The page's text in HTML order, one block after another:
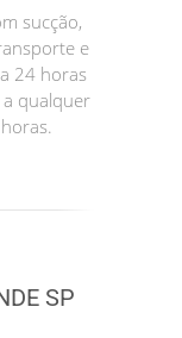
sucção,
e
24 horas
a qualquer
SP